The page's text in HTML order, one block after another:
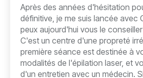
Après des années d'hésitation
définitive, je me suis lancée avec
peux aujourd'hui vous le
C'est un centre d'une propreté
première séance est destinée à
modalités de l'épilation laser, et
d'un entretien avec un médecin.